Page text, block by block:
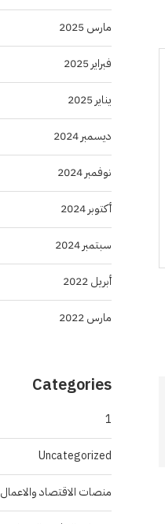
مارس 2025
فبراير 2025
يناير 2025
ديسمبر 2024
نوفمبر 2024
أكتوبر 2024
سبتمبر 2024
أبريل 2022
مارس 2022
Categories
1
Uncategorized
منصات الاقتصاد والاعمال